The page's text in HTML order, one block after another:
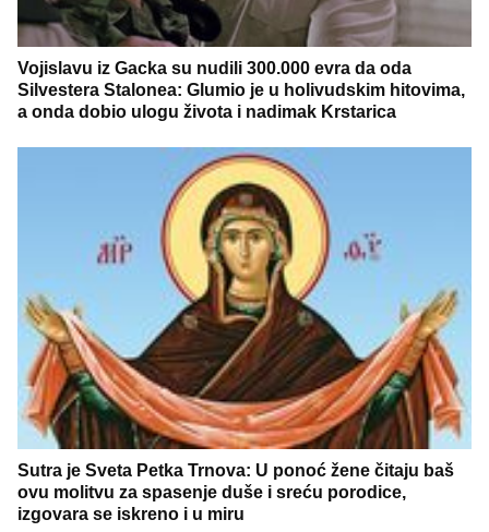
Vojislavu iz Gacka su nudili 300.000 evra da oda
Silvestera Stalonea: Glumio je u holivudskim hitovima,
a onda dobio ulogu života i nadimak Krstarica
Sutra je Sveta Petka Trnova: U ponoć žene čitaju baš
ovu molitvu za spasenje duše i sreću porodice,
izgovara se iskreno i u miru